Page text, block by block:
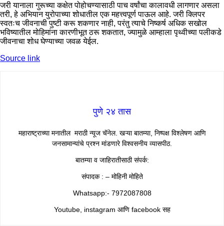
जरी यानाला गुरूच्या कक्षेत पोहोचण्यासाठी पाच वर्षांचा कालावधी लागणार असला
तरी, हे अभियान युरोपाच्या शोधातील एक महत्त्वपूर्ण पाऊल आहे. जरी क्लिपर
स्वतःच जीवनाची पुष्टी करू शकणार नाही, परंतु त्याचे निष्कर्ष अधिक सखोल
भविष्यातील मोहिमांना कारणीभूत ठरू शकतात, ज्यामुळे आम्हाला पृथ्वीच्या पलीकडे
जीवनाचा शोध घेण्याच्या जवळ येईल.
Source link
पुणे २४ तास
महाराष्ट्राच्या मनातील मराठी न्यूज चॅनेल. खऱ्या बातम्या, निष्पक्ष विश्लेषण आणि
जनसामान्यांचे प्रश्न मांडणारे विश्वसनीय व्यासपीठ.
बातम्या व जाहिरातीसाठी संपर्क:
संपादक : – मोहिनी मोहिते
Whatsapp:- 7972087808
Youtube, instagram आणि facebook सह